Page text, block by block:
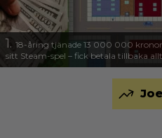
1. 18-åring tjänade 13 000 000
sitt Steam-spel – fick betala tillbaka allt